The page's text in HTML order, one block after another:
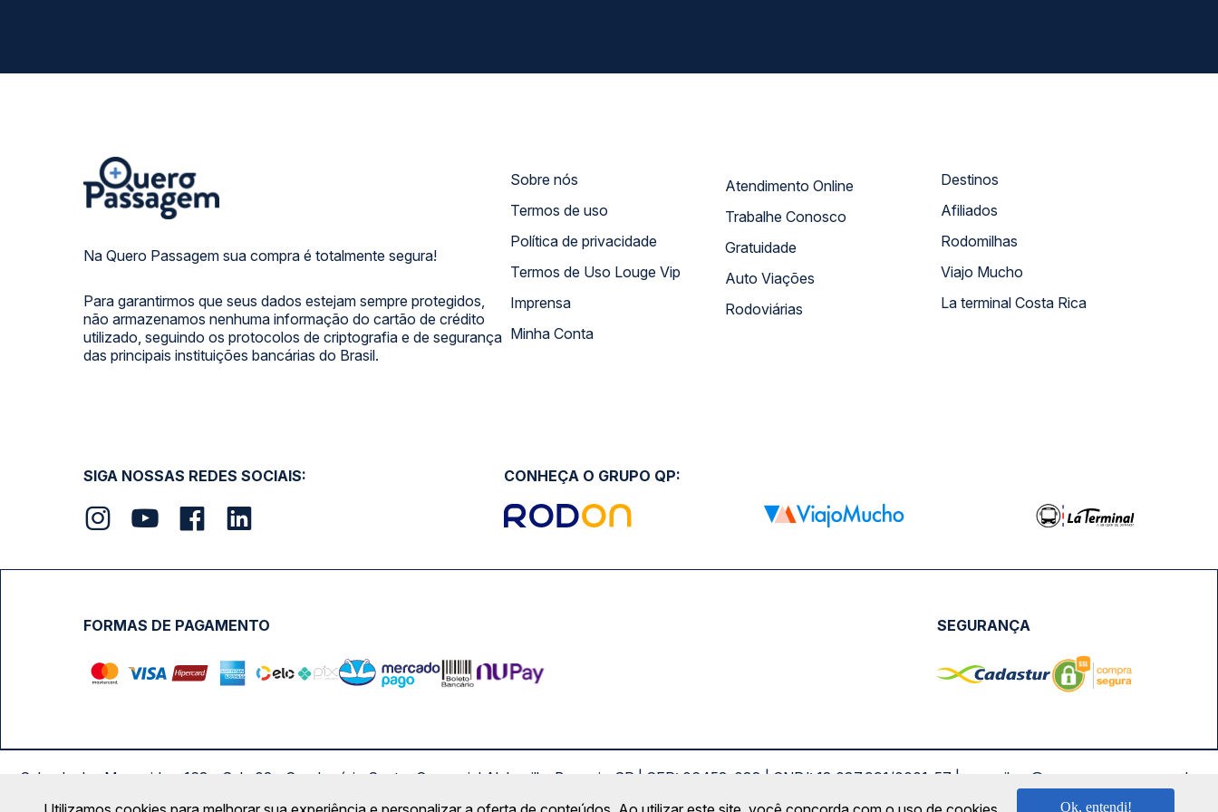
Na Quero Passagem sua compra é totalmente segura!
Para garantirmos que seus dados estejam sempre protegidos,
não armazenamos nenhuma informação do cartão de crédito
utilizado, seguindo os protocolos de criptografia e de segurança
das principais instituições bancárias do Brasil.
Sobre nós
Termos de uso
Política de privacidade
Termos de Uso Louge Vip
Imprensa
Minha Conta
Atendimento Online
Trabalhe Conosco
Gratuidade
Auto Viações
Rodoviárias
Destinos
Afiliados
Rodomilhas
Viajo Mucho
La terminal Costa Rica
SIGA NOSSAS REDES SOCIAIS: CONHEÇA O GRUPO QP:
FORMAS DE PAGAMENTO SEGURANÇA
Calçada das Margaridas, 163 - Sala 02 - Condomínio Centro Comercial Alphaville, Barueri - SP | CEP: 06453-038 | CNPJ: 18.087.991/0001-57 | saconibus@queropassagem.com.br
Copyright 2026 © QueroPassagem.com.br
Ok, entendi!